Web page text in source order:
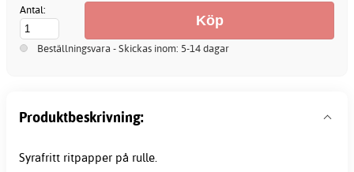
Antal:
Beställningsvara - Skickas inom: 5-14 dagar
Produktbeskrivning:
Syrafritt ritpapper på rulle.